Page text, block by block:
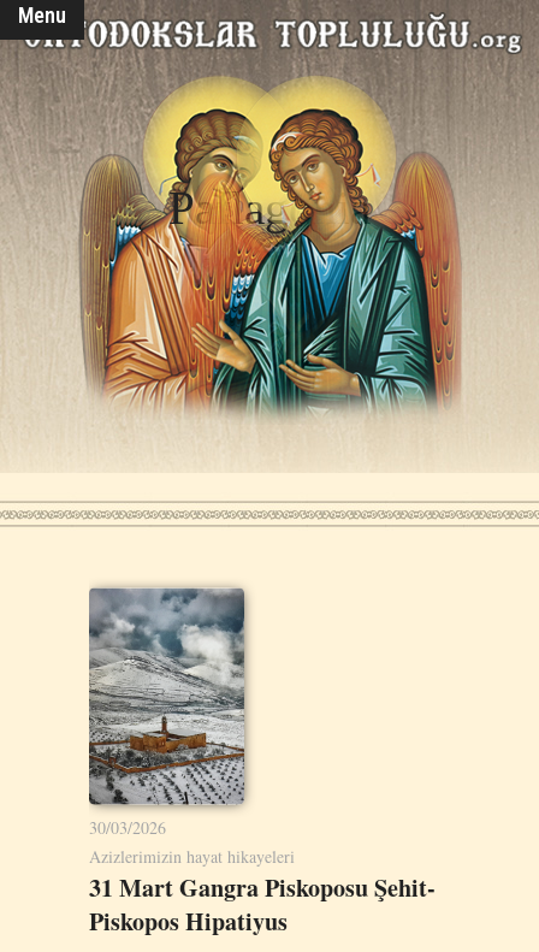
Menu
Paflagonia
30/03/2026
Azizlerimizin hayat hikayeleri
31 Mart Gangra Piskoposu Şehit-
Piskopos Hipatiyus